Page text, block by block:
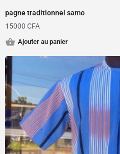
pagne traditionnel samo
15000 CFA
Ajouter au panier